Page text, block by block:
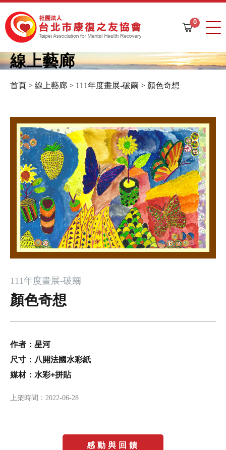
購
車
0
線上藝廊
您
在
這
裡
首頁 > 線上藝廊 > 111年度畫展-破繭 > 顏色奇想
111年度畫展-破繭
顏色奇想
作者：星河
尺寸：八開法國水彩紙
媒材：水彩+拼貼
上架時間： 2022-06-28
感動與回饋